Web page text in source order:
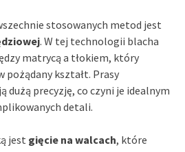
stosowanych metod jest
. W tej technologii blacha
matrycą a tłokiem, który
pożądany kształt. Prasy
dużą precyzję, co czyni je idealnym
detali.
jest gięcie na walcach, które